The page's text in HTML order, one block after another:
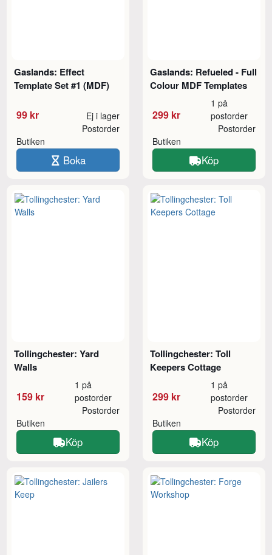
Gaslands: Effect
Template Set #1 (MDF)
99 kr Ej i lager
Butiken
Postorder
Boka
Gaslands: Refueled - Full
Colour MDF Templates
299 kr
1 på
postorder
Butiken
Postorder
Köp
Tollingchester: Yard
Walls
159 kr
1 på
postorder
Butiken
Postorder
Köp
Tollingchester: Toll
Keepers Cottage
299 kr
1 på
postorder
Butiken
Postorder
Köp